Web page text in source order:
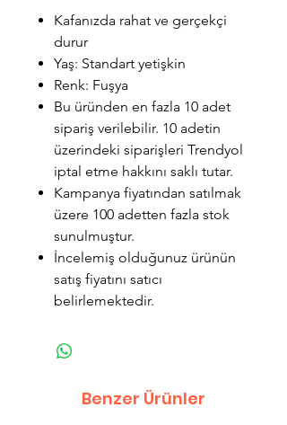
Kafanızda rahat ve gerçekçi
durur
Yaş: Standart yetişkin
Renk: Fuşya
Bu üründen en fazla 10 adet
sipariş verilebilir. 10 adetin
üzerindeki siparişleri Trendyol
iptal etme hakkını saklı tutar.
Kampanya fiyatından satılmak
üzere 100 adetten fazla stok
sunulmuştur.
İncelemiş olduğunuz ürünün
satış fiyatını satıcı
belirlemektedir.
Benzer Ürünler